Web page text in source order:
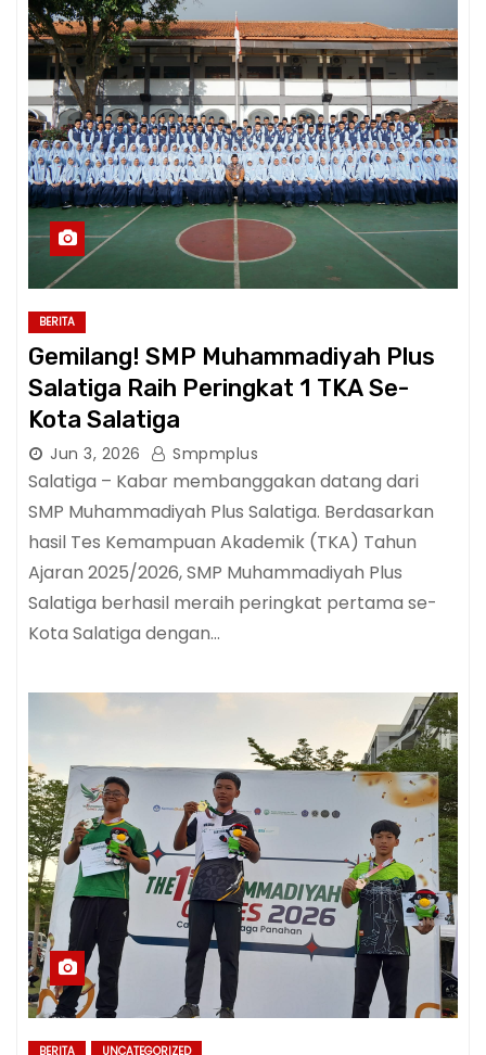
BERITA
Gemilang! SMP Muhammadiyah Plus
Salatiga Raih Peringkat 1 TKA Se-
Kota Salatiga
Jun 3, 2026 Smpmplus
Salatiga – Kabar membanggakan datang dari
SMP Muhammadiyah Plus Salatiga. Berdasarkan
hasil Tes Kemampuan Akademik (TKA) Tahun
Ajaran 2025/2026, SMP Muhammadiyah Plus
Salatiga berhasil meraih peringkat pertama se-
Kota Salatiga dengan…
BERITA UNCATEGORIZED